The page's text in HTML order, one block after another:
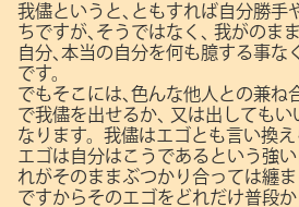
我儘というと､ともすれば自分勝手
ちですが､そうではなく､
我がのま
自分､本当の自分を何も臆する事な
です。
でもそこには､色んな他人との兼ね
で我儘を出せるか､
又は出してもい
なります。我儘はエゴとも言い換え
エゴは自分はこうであるという強い
れがそのままぶつかり合っては纏ま
ですからそのエゴをどれだけ普段